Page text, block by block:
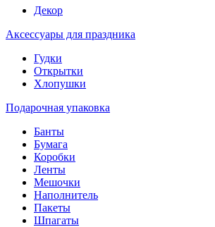
Декор
Аксессуары для праздника
Гудки
Открытки
Хлопушки
Подарочная упаковка
Банты
Бумага
Коробки
Ленты
Мешочки
Наполнитель
Пакеты
Шпагаты